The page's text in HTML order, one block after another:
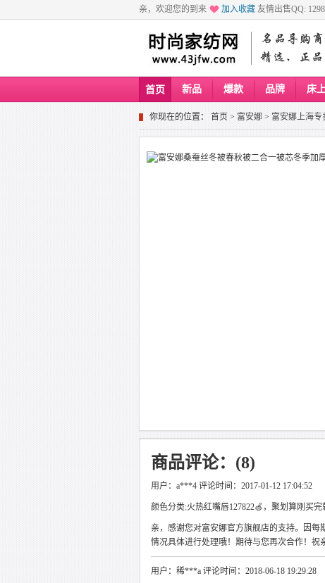
亲，欢迎您的到来 加入收藏 友情出售QQ:
首页 新品 爆款 品牌 床
你现在的位置： 首页 > 富安娜 > 富安娜上海专
商品评论：(8)
用户：a***4 评论时间：2017-01-12 17:04:52
颜色分类:火热红嘴唇127822🍏，聚划算刚买
亲，感谢您对富安娜官方旗舰店的支持。因
情况具体进行处理哦！期待与您再次合作！祝
用户：稀***a 评论时间：2018-06-18 19:29:28